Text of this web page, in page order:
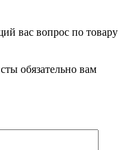
вас вопрос по товару
обязательно вам